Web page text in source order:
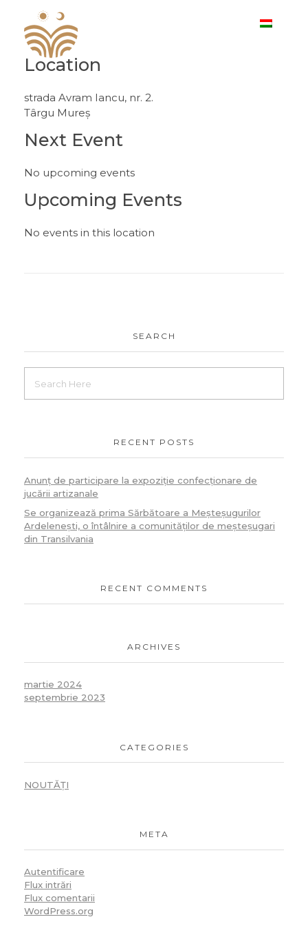
I. Sărbătoare Meşteşugurilor Ardeleneşti
Location
strada Avram Iancu, nr. 2.
Târgu Mureș
Next Event
No upcoming events
Upcoming Events
No events in this location
SEARCH
RECENT POSTS
Anunț de participare la expoziție confecționare de
jucării artizanale
Se organizează prima Sărbătoare a Meșteșugurilor
Ardelenești, o întâlnire a comunităților de meșteșugari
din Transilvania
RECENT COMMENTS
ARCHIVES
martie 2024
septembrie 2023
CATEGORIES
NOUTĂȚI
META
Autentificare
Flux intrări
Flux comentarii
WordPress.org